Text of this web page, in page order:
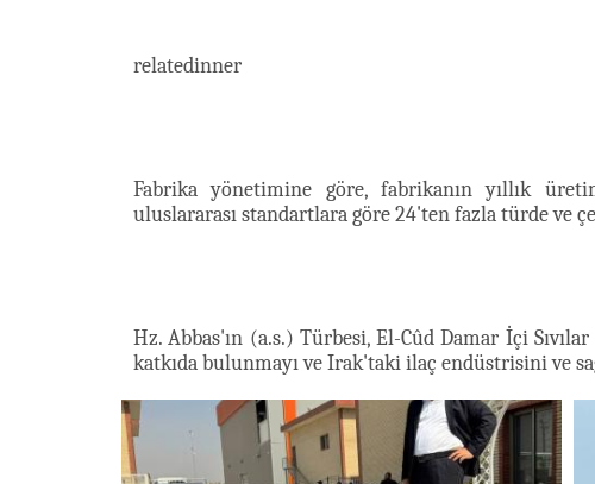
relatedinner
Fabrika yönetimine göre, fabrikanın yıllık
uluslararası standartlara göre 24'ten fazla türde ve
Hz. Abbas'ın (a.s.) Türbesi, El-Cûd Damar İçi
katkıda bulunmayı ve Irak'taki ilaç endüstrisini ve